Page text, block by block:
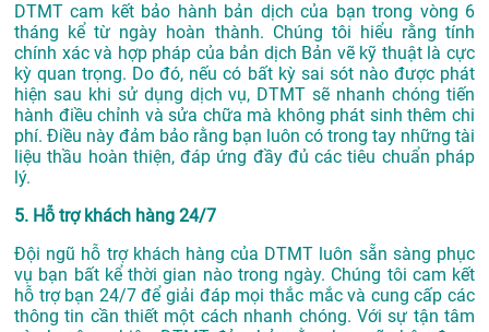
DTMT cam kết bảo hành bản dịch của bạn trong vòng 6
tháng kể từ ngày hoàn thành. Chúng tôi hiểu rằng tính
chính xác và hợp pháp của bản dịch Bản vẽ kỹ thuật là cực
kỳ quan trọng. Do đó, nếu có bất kỳ sai sót nào được phát
hiện sau khi sử dụng dịch vụ, DTMT sẽ nhanh chóng tiến
hành điều chỉnh và sửa chữa mà không phát sinh thêm chi
phí. Điều này đảm bảo rằng bạn luôn có trong tay những tài
liệu thầu hoàn thiện, đáp ứng đầy đủ các tiêu chuẩn pháp
lý.
5. Hỗ trợ khách hàng 24/7
Đội ngũ hỗ trợ khách hàng của DTMT luôn sẵn sàng phục
vụ bạn bất kể thời gian nào trong ngày. Chúng tôi cam kết
hỗ trợ bạn 24/7 để giải đáp mọi thắc mắc và cung cấp các
thông tin cần thiết một cách nhanh chóng. Với sự tận tâm